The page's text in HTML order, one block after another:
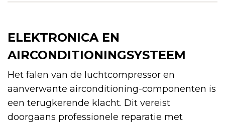
ELEKTRONICA EN
AIRCONDITIONINGSYSTEEM
Het falen van de luchtcompressor en
aanverwante airconditioning-componenten is
een terugkerende klacht. Dit vereist
doorgaans professionele reparatie met